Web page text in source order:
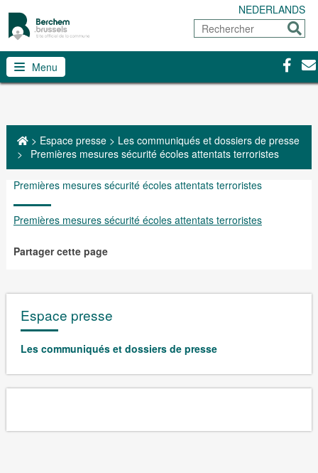
NEDERLANDS
Rechercher
Menu
> Espace presse> Les communiqués et dossiers de presse
>
Premières mesures sécurité écoles attentats terroristes
Premières mesures sécurité écoles attentats terroristes
Premières mesures sécurité écoles attentats terroristes
Partager cette page
Espace presse
Les communiqués et dossiers de presse